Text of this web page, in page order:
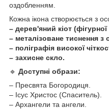
оздобленням.
Кожна ікона створюється з
– дерев'яний кіот
– металізоване тиснення з
– поліграфія високої
– захисне скло.
🔹 Доступні образи:
– Пресвята Богородиця.
– Ісус Христос (Спаситель).
– Архангели та ангели.